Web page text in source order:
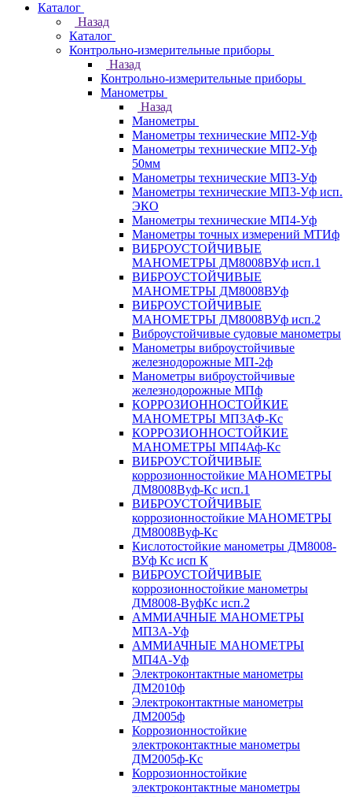
Каталог
Назад
Каталог
Контрольно-измерительные приборы
Назад
Контрольно-измерительные приборы
Манометры
Назад
Манометры
Манометры технические МП2-Уф
Манометры технические МП2-Уф
50мм
Манометры технические МП3-Уф
Манометры технические МП3-Уф исп.
ЭКО
Манометры технические МП4-Уф
Манометры точных измерений МТИф
ВИБРОУСТОЙЧИВЫЕ
МАНОМЕТРЫ ДМ8008ВУф исп.1
ВИБРОУСТОЙЧИВЫЕ
МАНОМЕТРЫ ДМ8008ВУф
ВИБРОУСТОЙЧИВЫЕ
МАНОМЕТРЫ ДМ8008ВУф исп.2
Виброустойчивые судовые манометры
Манометры виброустойчивые
железнодорожные МП-2ф
Манометры виброустойчивые
железнодорожные МПф
КОРРОЗИОННОСТОЙКИЕ
МАНОМЕТРЫ МП3АФ-Кс
КОРРОЗИОННОСТОЙКИЕ
МАНОМЕТРЫ МП4Аф-Кс
ВИБРОУСТОЙЧИВЫЕ
коррозионностойкие МАНОМЕТРЫ
ДМ8008Вуф-Кс исп.1
ВИБРОУСТОЙЧИВЫЕ
коррозионностойкие МАНОМЕТРЫ
ДМ8008Вуф-Кс
Кислотостойкие манометры ДМ8008-
ВУф Кс исп К
ВИБРОУСТОЙЧИВЫЕ
коррозионностойкие манометры
ДМ8008-ВуфКс исп.2
АММИАЧНЫЕ МАНОМЕТРЫ
МП3А-Уф
АММИАЧНЫЕ МАНОМЕТРЫ
МП4А-Уф
Электроконтактные манометры
ДМ2010ф
Электроконтактные манометры
ДМ2005ф
Коррозионностойкие
электроконтактные манометры
ДМ2005ф-Кс
Коррозионностойкие
электроконтактные манометры